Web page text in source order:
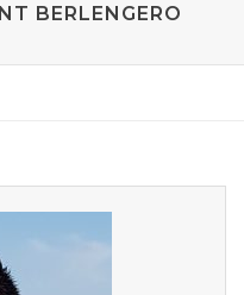
BERLENGERO